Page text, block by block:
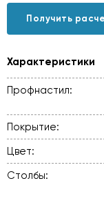
Получить
Характеристики
Профнастил:
Покрытие:
Цвет:
Столбы: